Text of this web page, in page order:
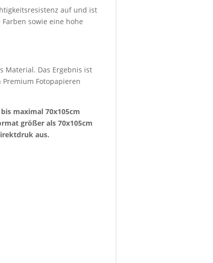
auf und ist
sowie eine hohe
Material. Das Ergebnis ist
Fotopapieren
maximal 70x105cm
größer als 70x105cm
aus.